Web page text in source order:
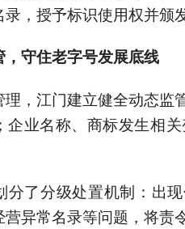
，授予标识使用权并颁
， 守住老字号发展底线
理，江门建立健全动态监
企业名称、商标发生相
分了分级处置机制：出
异常名录等问题，将责